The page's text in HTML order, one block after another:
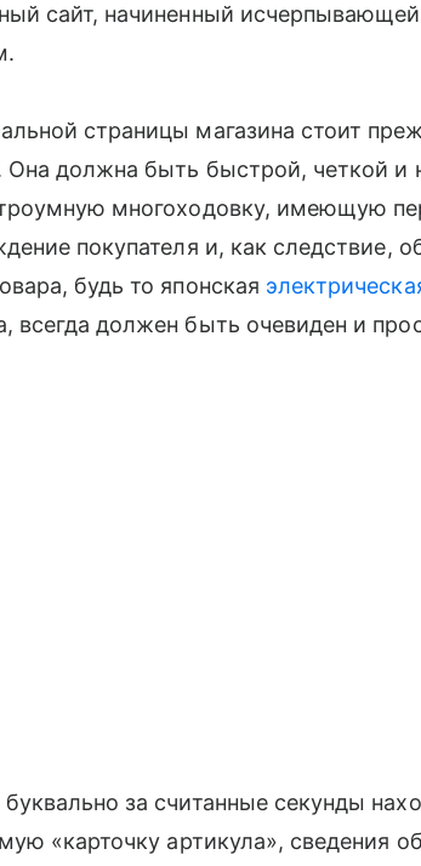
сайт, начиненный
страницы магазина стоит
Она должна быть быстрой, четкой и
многоходовку, имеющую
покупателя и, как следствие,
будь то японская
всегда должен быть очевиден и
за считанные секунды
«карточку артикула», сведения